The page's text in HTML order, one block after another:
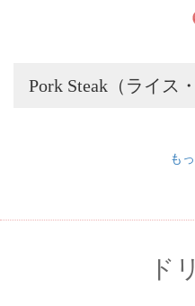
Pork Steak（ライス
も
ド